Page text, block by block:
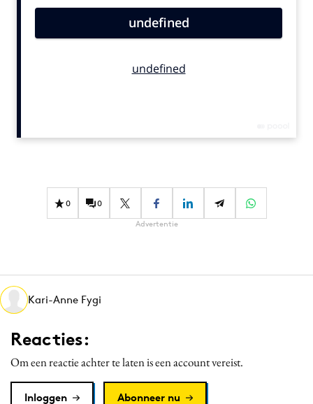
Bureaus
Campagnes
Data & Insights
Effectiviteit
Interne communicatie
Martech
Merkstrategie
PR
Programmatic
0 0
Advertentie
Kari-Anne Fygi
Reacties:
Om een reactie achter te laten is een account vereist.
Inloggen Abonneer nu